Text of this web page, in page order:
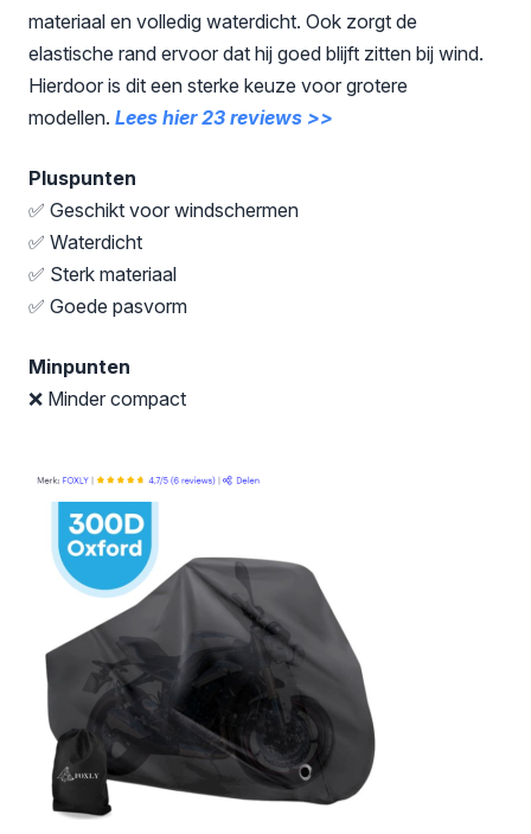
materiaal en volledig waterdicht. Ook zorgt de
elastische rand ervoor dat hij goed blijft zitten bij wind.
Hierdoor is dit een sterke keuze voor grotere
modellen. Lees hier 23 reviews >>
Pluspunten
✅ Geschikt voor windschermen
✅ Waterdicht
✅ Sterk materiaal
✅ Goede pasvorm
Minpunten
❌ Minder compact